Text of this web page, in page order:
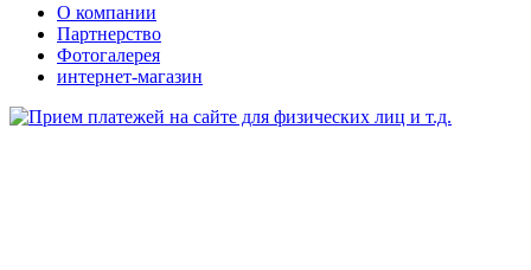
О компании
Партнерство
Фотогалерея
интернет-магазин